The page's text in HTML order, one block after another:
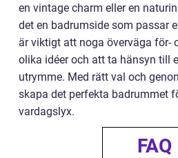
en vintage charm eller en
det en badrumside som passar
är viktigt att noga överväga för-
olika idéer och att ta hänsyn till
utrymme. Med rätt val och
skapa det perfekta badrummet
vardagslyx.
FAQ